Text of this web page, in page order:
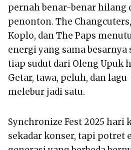
pernah benar-benar hilang
penonton. The
Koplo, dan The Paps
energi yang sama
tiap sudut dari Oleng Upuk
Getar, tawa, peluh, dan
melebur jadi satu.
Synchronize Fest 2025 hari
sekadar konser, tapi potret